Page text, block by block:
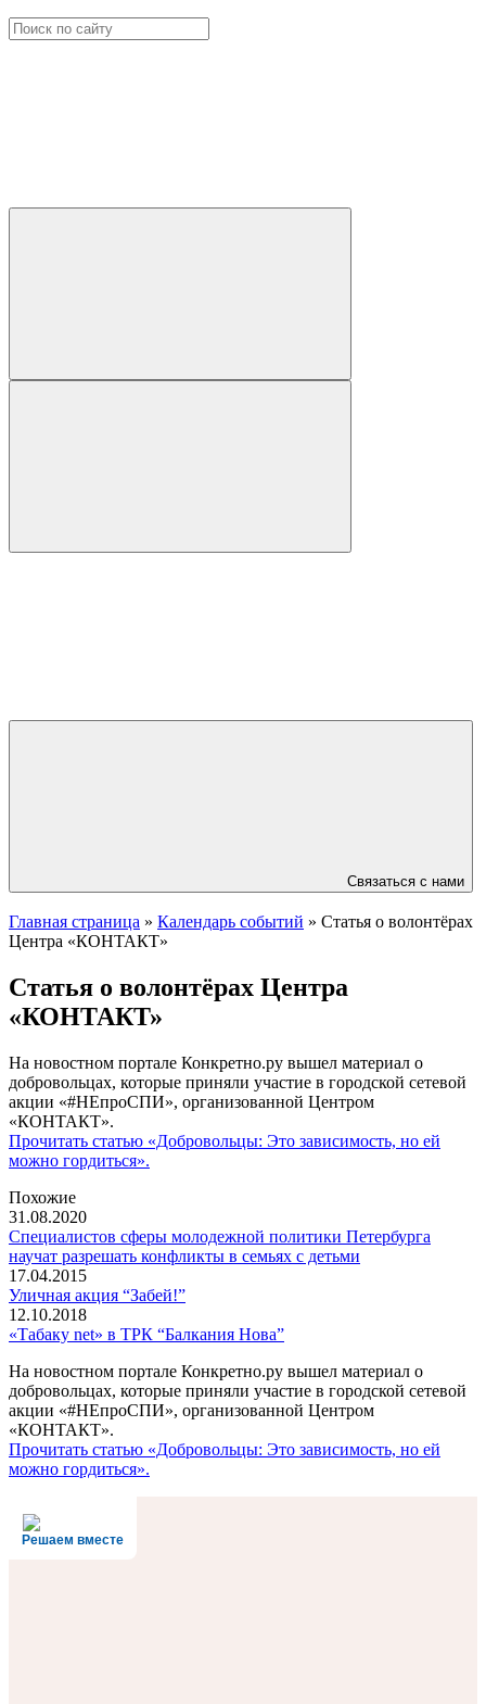
Связаться с нами
Главная страница » Календарь событий » Статья о волонтёрах
Центра «КОНТАКТ»
Статья о волонтёрах Центра
«КОНТАКТ»
На новостном портале Конкретно.ру вышел материал о
добровольцах, которые приняли участие в городской сетевой
акции «#НЕпроСПИ», организованной Центром
«КОНТАКТ».
Прочитать статью «Добровольцы: Это зависимость, но ей
можно гордиться».
Похожие
31.08.2020
Специалистов сферы молодежной политики Петербурга
научат разрешать конфликты в семьях с детьми
17.04.2015
Уличная акция “Забей!”
12.10.2018
«Табаку net» в ТРК “Балкания Нова”
На новостном портале Конкретно.ру вышел материал о
добровольцах, которые приняли участие в городской сетевой
акции «#НЕпроСПИ», организованной Центром
«КОНТАКТ».
Прочитать статью «Добровольцы: Это зависимость, но ей
можно гордиться».
Решаем вместе